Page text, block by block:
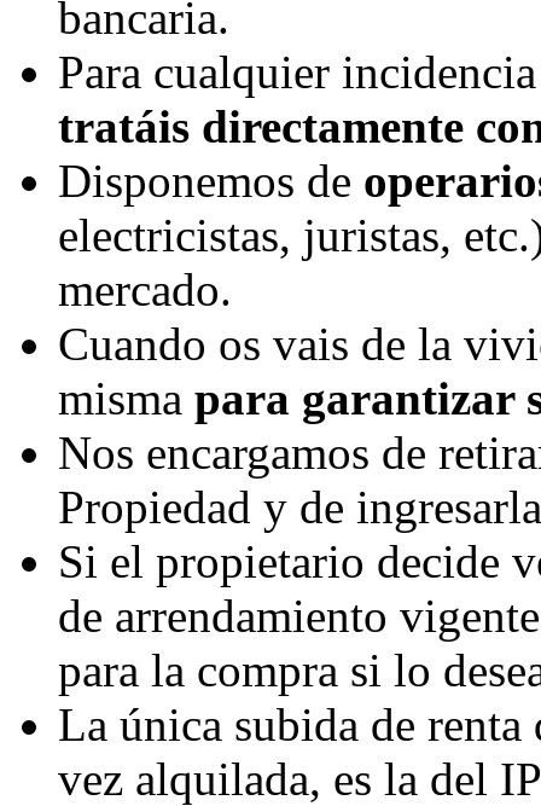
bancaria.
Para cualquier
tratáis directamente
Disponemos de
electricistas, juristas,
mercado.
Cuando os vais de la
misma para garantizar
Nos encargamos de
Propiedad y de
Si el propietario decide
de arrendamiento
para la compra si lo
La única subida de
vez alquilada, es la del